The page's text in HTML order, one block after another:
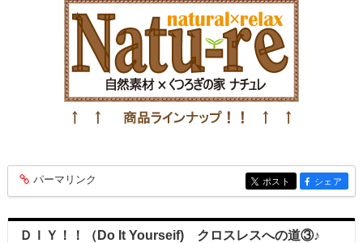
entry166
パーマリンク entry166
ポスト entry166
シェア
ＤＩＹ！！（Do It Yourseif) クロスレスへの道③♪